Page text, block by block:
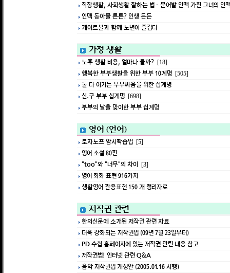
직장생활, 사회생활 잘하는 법 - 문어발 인맥 가진 그녀의 인
인맥 동아줄 튼튼? 인생 든든
게이트볼과 함께 노년이 즐겁다
가정 생활
노후 생활 비용, 얼마나 들까? [18]
행복한 부부생활을 위한 부부 10계명 [505]
둘 다 이기는 부부싸움을 위한 십계명
신.구 부부 십계명 [698]
부부의 날을 맞이한 부부 십계명
영어 (언어)
로자노프 암시학습법 [5]
영어 소설 80편
"too"와 "너무"의 차이 [3]
영어 회화 표현 916가지
생활영어 관용표현 150 개 정리자료
저작권 관련
한의신문에 소개된 저작권 관련 자료
더욱 강화되는 저작권법 (09년 7월 23일부터)
PD 수첩 홈페이지에 있는 저작권 관련 내용 참고
저작권법! 인터넷 관련 Q&A
음악 저작권법 개정안 (2005.01.16 시행)